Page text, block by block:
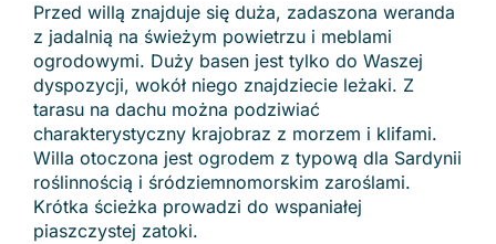
Przed willą znajduje się duża, zadaszona weranda
z jadalnią na świeżym powietrzu i meblami
ogrodowymi. Duży basen jest tylko do Waszej
dyspozycji, wokół niego znajdziecie leżaki. Z
tarasu na dachu można podziwiać
charakterystyczny krajobraz z morzem i klifami.
Willa otoczona jest ogrodem z typową dla Sardynii
roślinnością i śródziemnomorskim zaroślami.
Krótka ścieżka prowadzi do wspaniałej
piaszczystej zatoki.